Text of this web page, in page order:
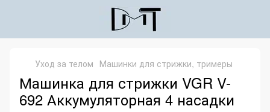
Уход за телом Машинки для стрижки, тримеры
Машинка для стрижки VGR V-
692 Аккумуляторная 4 насадки